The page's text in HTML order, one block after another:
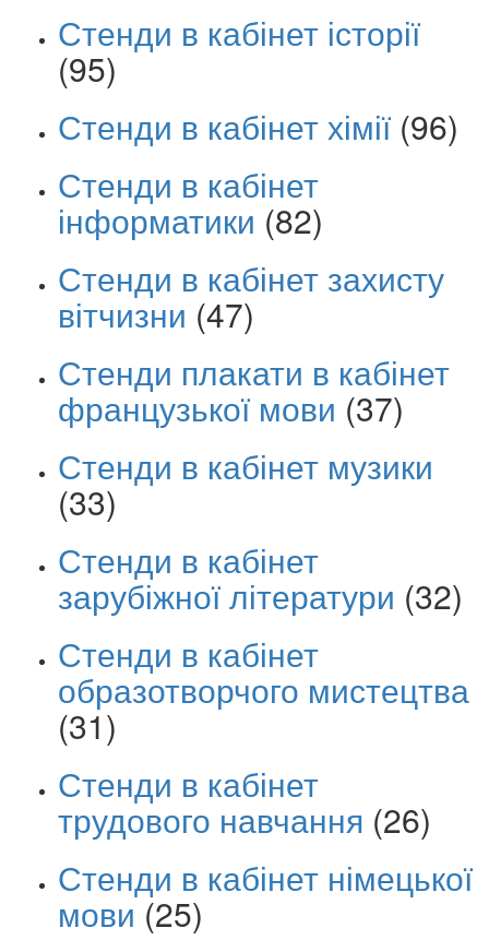
Стенди в кабінет історії
(95)
Стенди в кабінет хімії (96)
Стенди в кабінет
інформатики (82)
Стенди в кабінет захисту
вітчизни (47)
Стенди плакати в кабінет
французької мови (37)
Стенди в кабінет музики
(33)
Стенди в кабінет
зарубіжної літератури (32)
Стенди в кабінет
образотворчого мистецтва
(31)
Стенди в кабінет
трудового навчання (26)
Стенди в кабінет німецької
мови (25)